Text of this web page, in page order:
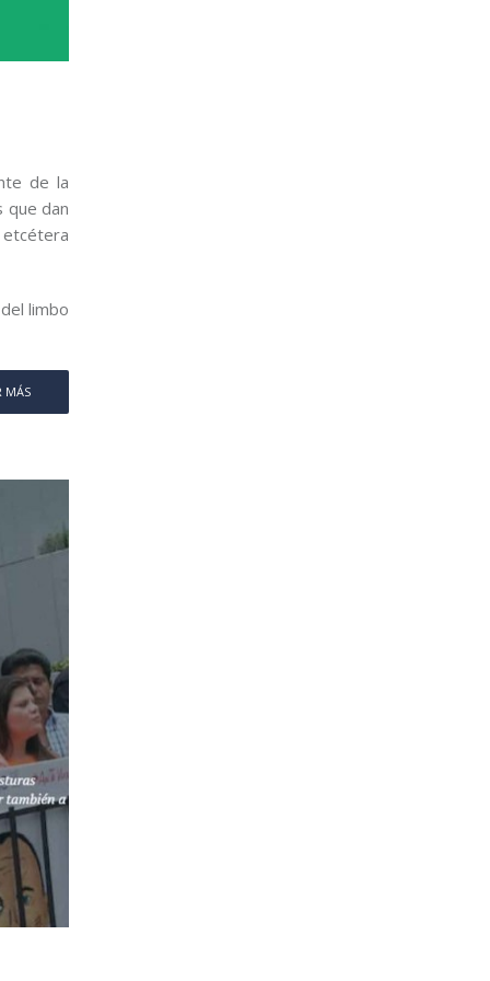
de la
que dan
etcétera
limbo
MÁS